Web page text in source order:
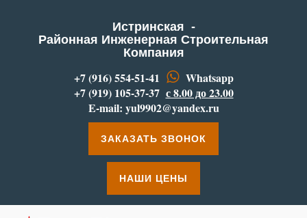
Истринская -
Районная Инженерная Строительная
Компания
+7 (916) 554-51-41
Whatsapp
+7 (919) 105-37-37 с 8.00 до 23.00
E-mail: yul9902@yandex.ru
ЗАКАЗАТЬ ЗВОНОК
НАШИ ЦЕНЫ